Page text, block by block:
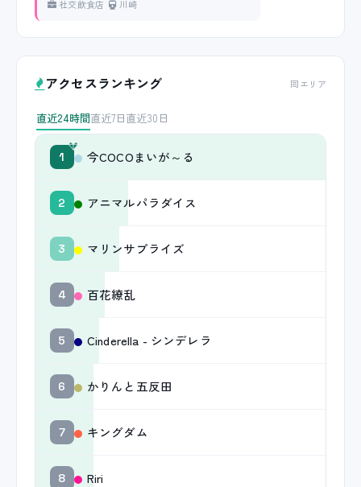
社交飲食店 川崎
アクセスランキング 同エリア
直近24時間直近7日直近30日
1 今COCOまいが～る
2 アニマルパラダイス
3 マリンサプライズ
4 百花繚乱
5 Cinderella - シンデレラ
6 かりんと五反田
7 キングダム
8 Riri